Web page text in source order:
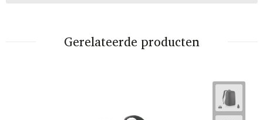
Gerelateerde producten